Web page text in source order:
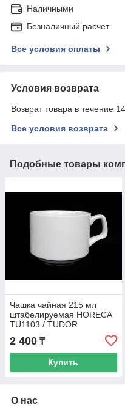
Наличными
Безналичный расчет
Все условия оплаты
Условия возврата
Возврат товара в течение
Все условия возврата
Подобные товары
Чашка чайная 215 мл
штабелируемая HORECA
TU1103 / TUDOR
2 400 ₸
Купить
О нас